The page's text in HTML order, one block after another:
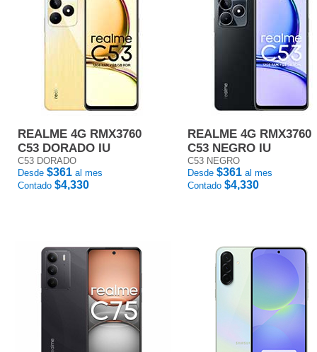
REALME 4G RMX3760
C53 DORADO IU
C53 DORADO
Desde $361 al mes
Contado $4,330
REALME 4G RMX3760
C53 NEGRO IU
C53 NEGRO
Desde $361 al mes
Contado $4,330